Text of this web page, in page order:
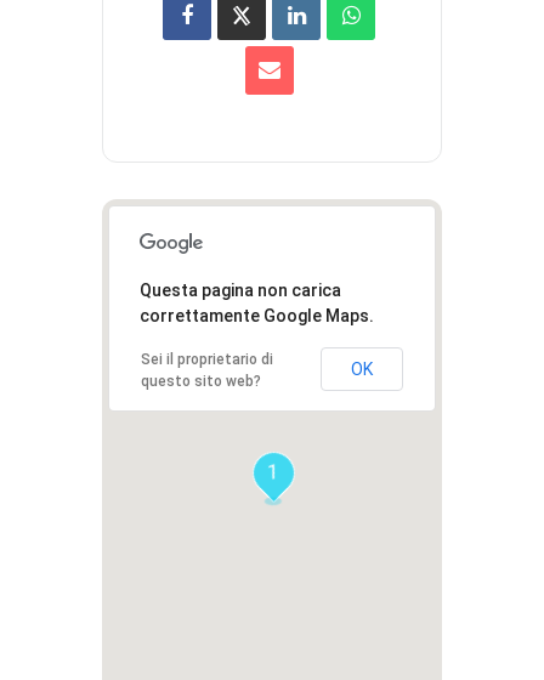
1
Questa pagina non carica
correttamente Google Maps.
Sei il proprietario di
questo sito web?
OK